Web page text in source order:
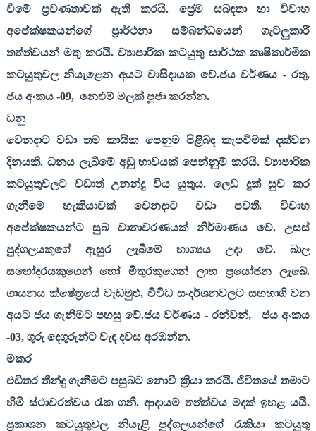
වීමේ ප්‍රවණතාවක් ඇති කරයි. ප්‍රේම සබඳතා හා විවාහ
අපේක්ෂකයන්ගේ ප්‍රාර්ථනා සම්බන්ධයෙන් ගැටලුකාරී
තත්ත්වයන් මතු කරයි. ව්‍යාපාරික කටයුතු සාර්ථක කෘෂිකාර්මික
කටයුතුවල නියැළෙන අයට වාසිදායක වේ.ජය වර්ණය - රතු,
ජය අංකය -09, නෙළුම් මලක් පූජා කරන්න.
ධනු
වෙනදාට වඩා තම කායික පෙනුම පිළිබඳ කැපවීමක් දක්වන
දිනයකි. ධනය ලැබීමේ අඩු භාවයක් පෙන්නුම් කරයි. ව්‍යාපාරික
කටයුතුවලට වඩාත් උනන්දු විය යුතුය. ලෙඩ දුක් සුව කර
ගැනීමේ හැකියාවක් වෙනදාට වඩා පවතී. විවාහ
අපේක්ෂකයන්ට සුබ වාතාවරණයක් නිර්මාණය වේ. උසස්
පුද්ගලයකුගේ ඇසුර ලැබීමේ භාග්‍යය උදා වේ. බාල
සහෝදරයකුගෙන් හෝ මිතුරකුගෙන් ලාභ ප්‍රයෝජන ලැබේ.
ගායනය ක්ෂේත්‍රයේ වැඩමුළු, විවිධ සංදර්ශනවලට සහභාගි වන
අයට ජය ගැනීමට පහසු වේ.ජය වර්ණය - රන්වන්,
ජය අංකය
-03, ගුරු දෙගුරුන්ට වැඳ දවස අරඹන්න.
මකර
එඩිතර තීන්දු ගැනීමට පසුබට නොවී ක්‍රියා කරයි. ජිවිතයේ තමාට
හිමි ස්ථාවරත්වය රැක ගනී. ආදායම් තත්ත්වය මදක් ඉහළ යයි.
ප්‍රකාශන කටයුතුවල නියැළි පුද්ගලයන්ගේ රැකියා කටයුතු